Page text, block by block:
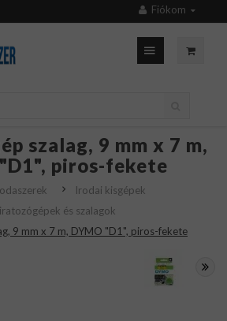
Fiókom
szalag, 9 mm x 7 m,
piros-fekete
Irodai kisgépek
és szalagok
9 mm x 7 m, DYMO "D1", piros-fekete